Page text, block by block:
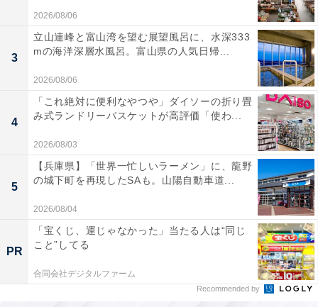
2026/08/06
3
立山連峰と富山湾を望む展望風呂に、水深333
mの海洋深層水風呂。富山県の人気日帰...
2026/08/06
4
「これ絶対に便利なやつや」ダイソーの折り畳
み式ランドリーバスケットが高評価「使わ...
2026/08/03
5
【兵庫県】「世界一忙しいラーメン」に、龍野
の城下町を再現したSAも。山陽自動車道...
2026/08/04
PR
「宝くじ、運じゃなかった」当たる人は“同じ
こと”してる
合同会社デジタルファーム
Recommended by